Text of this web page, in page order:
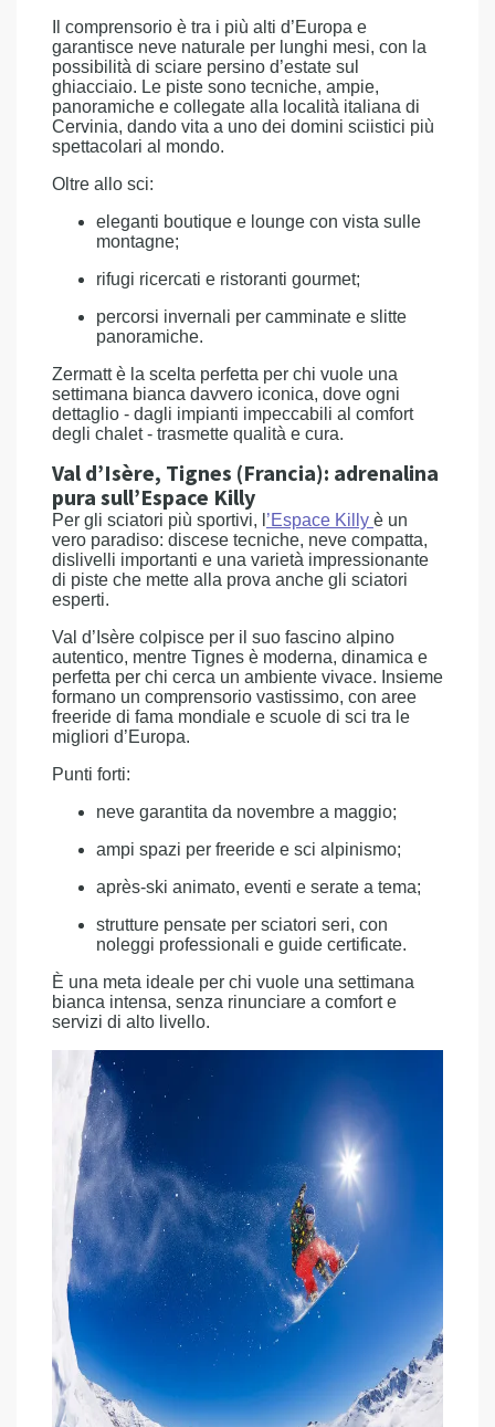
Il comprensorio è tra i più alti d’Europa e
garantisce neve naturale per lunghi mesi, con la
possibilità di sciare persino d’estate sul
ghiacciaio. Le piste sono tecniche, ampie,
panoramiche e collegate alla località italiana di
Cervinia, dando vita a uno dei domini sciistici più
spettacolari al mondo.
Oltre allo sci:
eleganti boutique e lounge con vista sulle
montagne;
rifugi ricercati e ristoranti gourmet;
percorsi invernali per camminate e slitte
panoramiche.
Zermatt è la scelta perfetta per chi vuole una
settimana bianca davvero iconica, dove ogni
dettaglio - dagli impianti impeccabili al comfort
degli chalet - trasmette qualità e cura.
Val d’Isère, Tignes (Francia): adrenalina
pura sull’Espace Killy
Per gli sciatori più sportivi, l ’Espace Killy è un
vero paradiso: discese tecniche, neve compatta,
dislivelli importanti e una varietà impressionante
di piste che mette alla prova anche gli sciatori
esperti.
Val d’Isère colpisce per il suo fascino alpino
autentico, mentre Tignes è moderna, dinamica e
perfetta per chi cerca un ambiente vivace. Insieme
formano un comprensorio vastissimo, con aree
freeride di fama mondiale e scuole di sci tra le
migliori d’Europa.
Punti forti:
neve garantita da novembre a maggio;
ampi spazi per freeride e sci alpinismo;
après-ski animato, eventi e serate a tema;
strutture pensate per sciatori seri, con
noleggi professionali e guide certificate.
È una meta ideale per chi vuole una settimana
bianca intensa, senza rinunciare a comfort e
servizi di alto livello.